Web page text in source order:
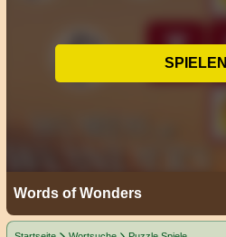
SPIELEN
Words of Wonders